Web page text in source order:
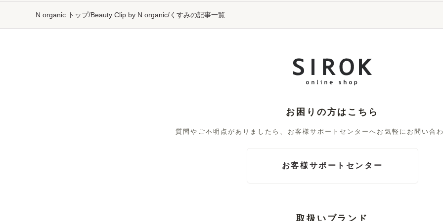
N organic トップ/Beauty Clip by N organic/くすみの記事一覧
お困りの方はこちら
質問やご不明点がありましたら、お客様サポートセンターへお気軽にお問い合
お客様サポートセンター
取扱いブランド